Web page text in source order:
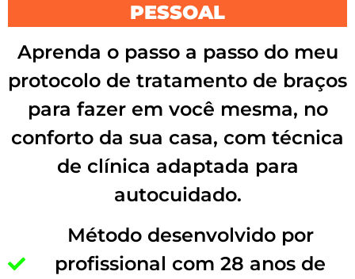
PESSOAL
Aprenda o passo a passo do meu
protocolo de tratamento de braços
para fazer em você mesma, no
conforto da sua casa, com técnica
de clínica adaptada para
autocuidado.
Método desenvolvido por
profissional com 28 anos de